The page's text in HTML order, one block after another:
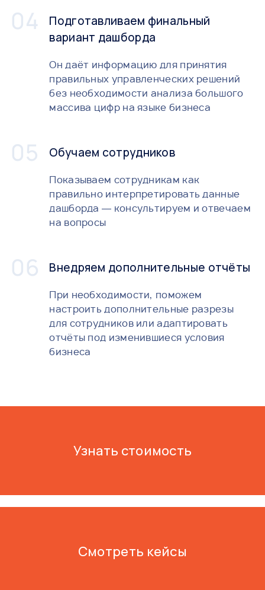
Подготавливаем финальный
вариант дашборда
Он даёт информацию для принятия
правильных управленческих решений
без необходимости анализа большого
массива цифр на языке бизнеса
Обучаем сотрудников
Показываем сотрудникам как
правильно интерпретировать данные
дашборда — консультируем и отвечаем
на вопросы
Внедряем дополнительные отчёты
При необходимости, поможем
настроить дополнительные разрезы
для сотрудников или адаптировать
отчёты под изменившиеся условия
бизнеса
Узнать стоимость
Смотреть кейсы